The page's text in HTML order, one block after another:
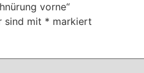
vorne“
sind mit * markiert